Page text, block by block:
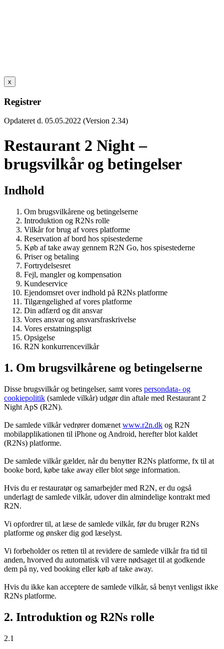
x
Registrer
Opdateret d. 05.05.2022 (Version 2.34)
Restaurant 2 Night –
brugsvilkår og betingelser
Indhold
Om brugsvilkårene og betingelserne
Introduktion og R2Ns rolle
Vilkår for brug af vores platforme
Reservation af bord hos spisestederne
Køb af take away gennem R2N Go, hos spisestederne
Priser og betaling
Fortrydelsesret
Fejl, mangler og kompensation
Kundeservice
Ejendomsret over indhold på R2Ns platforme
Tilgængelighed af vores platforme
Din adfærd og dit ansvar
Vores ansvar og ansvarsfraskrivelse
Vores erstatningspligt
Opsigelse
R2N konkurrencevilkår
1. Om brugsvilkårene og betingelserne
Disse brugsvilkår og betingelser, samt vores persondata- og
cookiepolitik (samlede vilkår) udgør din aftale med Restaurant 2
Night ApS (R2N).
De samlede vilkår vedrører domænet www.r2n.dk og R2N
mobilapplikationen til iPhone og Android, herefter blot kaldet
(R2Ns) platforme.
De samlede vilkår gælder, når du benytter R2Ns platforme, fx til at
booke bord, købe take away eller blot søge information.
Hvis du er restauratør og samarbejder med R2N, er du også
underlagt de samlede vilkår, udover din almindelige kontrakt med
R2N.
Vi opfordrer til, at læse de samlede vilkår, før du bruger R2Ns
platforme og ønsker dig god læselyst.
Vi forbeholder os retten til at revidere de samlede vilkår fra tid til
anden, hvorved du automatisk vil være nødsaget til at godkende
dem på ny, ved booking eller køb af take away.
Hvis du ikke kan acceptere de samlede vilkår, så benyt venligst ikke
R2Ns platforme.
2. Introduktion og R2Ns rolle
2.1